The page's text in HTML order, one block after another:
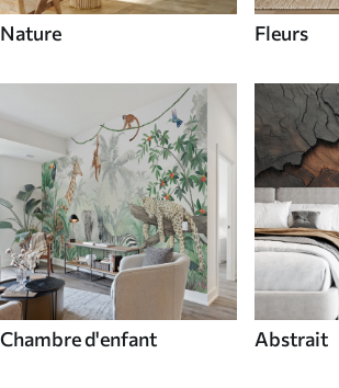
Nature Fleurs
Chambre d'enfant Abstrait